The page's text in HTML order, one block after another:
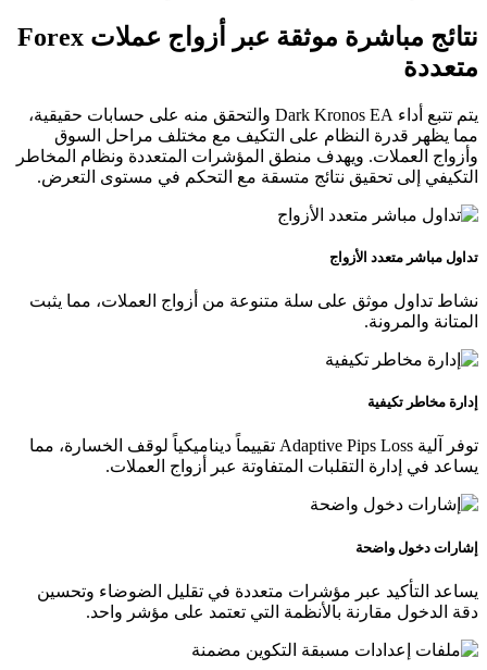
نتائج مباشرة موثقة عبر أزواج عملات Forex
متعددة
يتم تتبع أداء Dark Kronos EA والتحقق منه على حسابات حقيقية،
مما يظهر قدرة النظام على التكيف مع مختلف مراحل السوق
وأزواج العملات. ويهدف منطق المؤشرات المتعددة ونظام المخاطر
التكيفي إلى تحقيق نتائج متسقة مع التحكم في مستوى التعرض.
تداول مباشر متعدد الأزواج
نشاط تداول موثق على سلة متنوعة من أزواج العملات، مما يثبت
المتانة والمرونة.
إدارة مخاطر تكيفية
توفر آلية Adaptive Pips Loss تقييماً ديناميكياً لوقف الخسارة، مما
يساعد في إدارة التقلبات المتفاوتة عبر أزواج العملات.
إشارات دخول واضحة
يساعد التأكيد عبر مؤشرات متعددة في تقليل الضوضاء وتحسين
دقة الدخول مقارنة بالأنظمة التي تعتمد على مؤشر واحد.